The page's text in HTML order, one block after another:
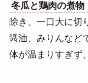
冬瓜と鶏肉の煮物
除き、一口大に切
醤油、みりんなど
体が温まりすぎず